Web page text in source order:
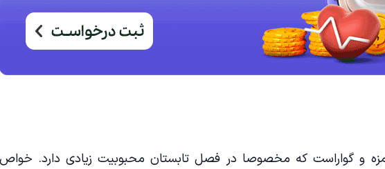
و گواراست که مخصوصا در فصل تابستان محبوبیت زیادی دارد.